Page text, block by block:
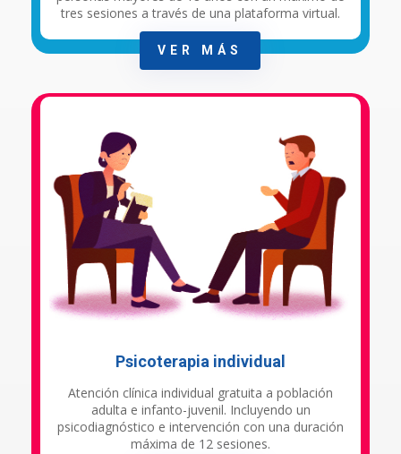
tres sesiones a través de una plataforma virtual.
VER MÁS
Psicoterapia individual
Atención clínica individual gratuita a población
adulta e infanto-juvenil. Incluyendo un
psicodiagnóstico e intervención con una duración
máxima de 12 sesiones.